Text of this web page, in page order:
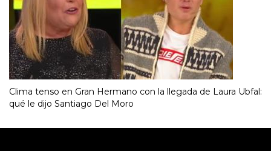
Clima tenso en Gran Hermano con la llegada de Laura Ubfal:
qué le dijo Santiago Del Moro